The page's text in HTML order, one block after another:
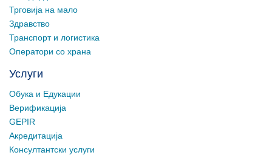
Трговија на мало
Здравство
Транспорт и логистика
Оператори со храна
Услуги
Обука и Едукации
Верификација
GEPIR
Акредитација
Консултантски услуги